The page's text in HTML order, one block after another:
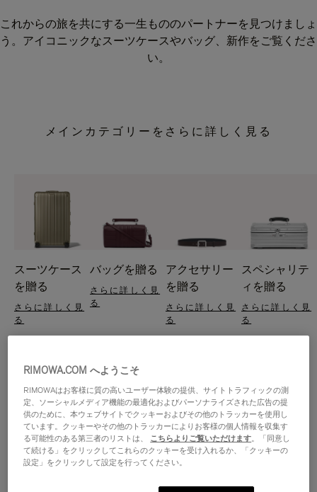
これからの旅を共にする一生もののパートナーを見つけましょ
う。アイコニックなスーツケースやバッグ、新作をご覧くださ
い。
メインカテゴリーをさらに詳しく見る
スーツケース
を贈る
さらに詳しく見
る
バッグを贈る
さらに詳しく見
る
アクセサリー
を贈る
さらに詳しく見
る
スペシャリテ
ィを贈る
さらに詳しく見
る
RIMOWA.COM へようこそ
RIMOWAはお客様に質の高いユーザー体験の提供、サイトトラフィックの測
定、ソーシャルメディア機能の最適化およびパーソナライズされた広告の提
供のために、本ウェブサイトでクッキーおよびその他のトラッカーを使用し
ています。クッキーやその他のトラッカーによりお客様の個人情報を収集す
る可能性のある第三者のリストは、 こちらよりご覧いただけます。「同意し
て続ける」をクリックしてこれらのクッキーを受け入れるか、「クッキーの
設定」をクリックして設定を行ってください。